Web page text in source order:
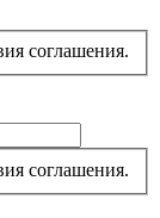
соглашения.
соглашения.